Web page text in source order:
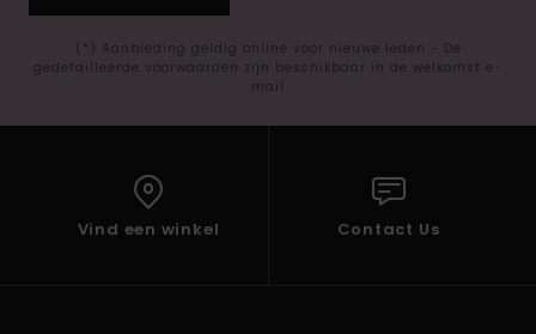
(*) Aanbieding geldig online voor nieuwe leden - De
gedetailleerde voorwaarden zijn beschikbaar in de welkomst e-
mail
Vind een winkel Contact Us